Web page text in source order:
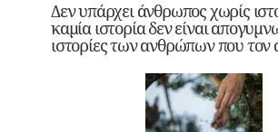
Δεν υπάρχει άνθρωπος χωρίς
καμία ιστορία δεν είναι
ιστορίες των ανθρώπων που